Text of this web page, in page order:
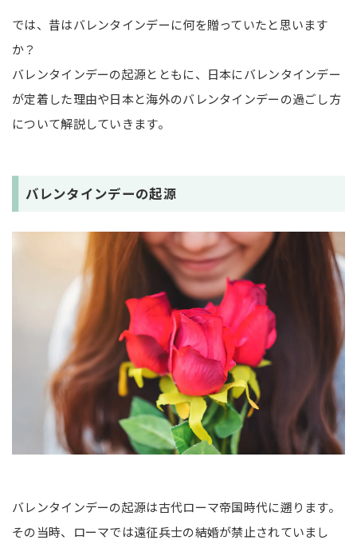
では、昔はバレンタインデーに何を贈っていたと思います
か？
バレンタインデーの起源とともに、日本にバレンタインデー
が定着した理由や日本と海外のバレンタインデーの過ごし方
について解説していきます。
バレンタインデーの起源
バレンタインデーの起源は古代ローマ帝国時代に遡ります。
その当時、ローマでは遠征兵士の結婚が禁止されていまし